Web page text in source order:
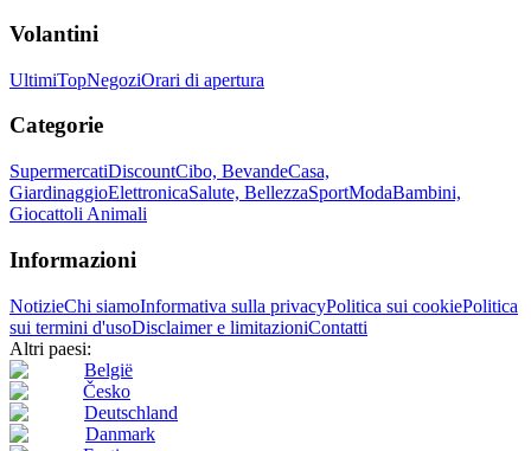
Volantini
UltimiTopNegoziOrari di apertura
Categorie
SupermercatiDiscountCibo, BevandeCasa,
GiardinaggioElettronicaSalute, BellezzaSportModaBambini,
Giocattoli Animali
Informazioni
NotizieChi siamoInformativa sulla privacyPolitica sui cookiePolitica
sui termini d'usoDisclaimer e limitazioniContatti
Altri paesi:
België
Česko
Deutschland
Danmark